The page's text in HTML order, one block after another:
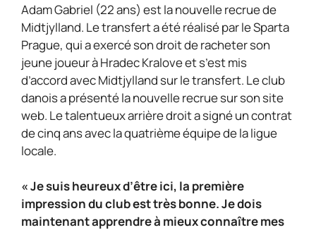
Adam Gabriel (22 ans) est la nouvelle recrue de
Midtjylland. Le transfert a été réalisé par le Sparta
Prague, qui a exercé son droit de racheter son
jeune joueur à Hradec Kralove et s’est mis
d’accord avec Midtjylland sur le transfert. Le club
danois a présenté la nouvelle recrue sur son site
web. Le talentueux arrière droit a signé un contrat
de cinq ans avec la quatrième équipe de la ligue
locale.
« Je suis heureux d’être ici, la première
impression du club est très bonne. Je dois
maintenant apprendre à mieux connaître mes